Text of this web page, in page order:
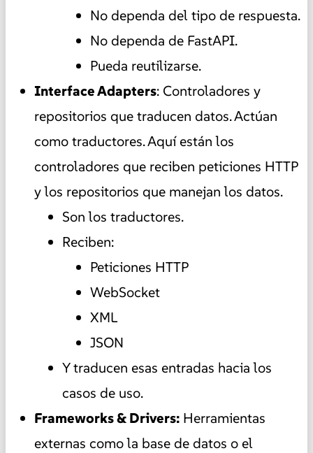
No dependa del tipo de respuesta.
No dependa de FastAPI.
Pueda reutilizarse.
Interface Adapters: Controladores y
repositorios que traducen datos. Actúan
como traductores. Aquí están los
controladores que reciben peticiones HTTP
y los repositorios que manejan los datos.
Son los traductores.
Reciben:
Peticiones HTTP
WebSocket
XML
JSON
Y traducen esas entradas hacia los
casos de uso.
Frameworks & Drivers: Herramientas
externas como la base de datos o el